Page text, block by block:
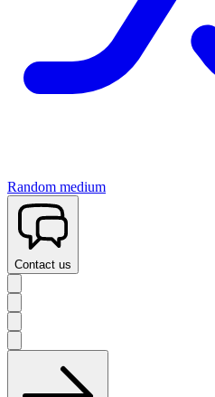
Random medium
Contact us